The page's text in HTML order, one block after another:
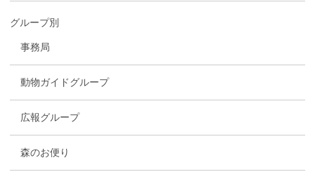
グループ別
事務局
動物ガイドグループ
広報グループ
森のお便り